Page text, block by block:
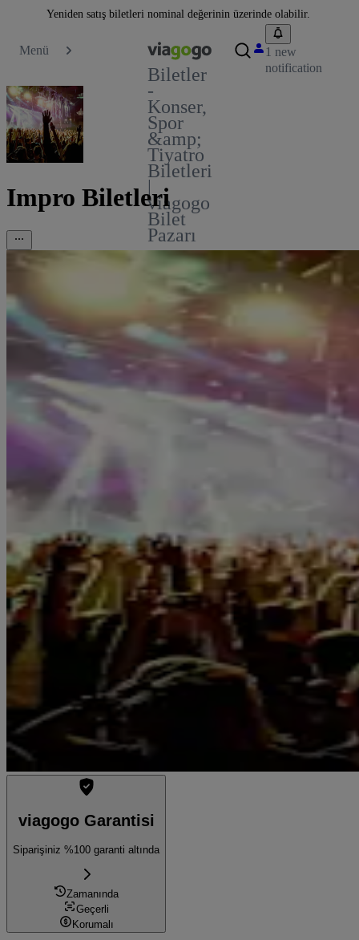
Yeniden satış biletleri nominal değerinin üzerinde olabilir.
Menü
Biletler
-
Konser,
Spor
&amp;
Tiyatro
Biletleri
|
viagogo
Bilet
Pazarı
1 new
notification
Impro Biletleri
viagogo Garantisi
Siparişiniz %100 garanti altında
Zamanında
Geçerli
Korumalı